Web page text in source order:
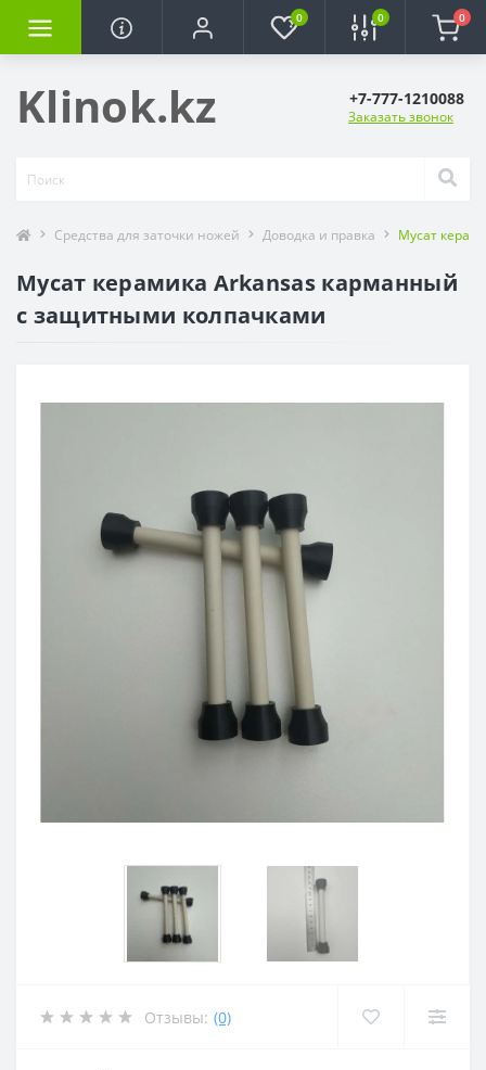
0 0 0
Klinok.kz +7-777-1210088
Заказать звонок
Средства для заточки ножей Доводка и правка Мусат
Мусат керамика Arkansas карманный
с защитными колпачками
Отзывы: (0)